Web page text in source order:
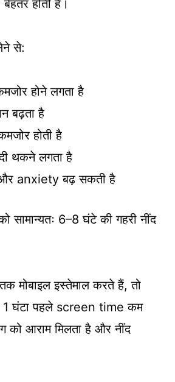
होती है।
से:
होने लगता है
बढ़ता है
होती है
थकने लगता है
anxiety बढ़ सकती है
सामान्यतः 6–8 घंटे की गहरी नींद
मोबाइल इस्तेमाल करते हैं, तो
घंटा पहले screen time कम
को आराम मिलता है और नींद